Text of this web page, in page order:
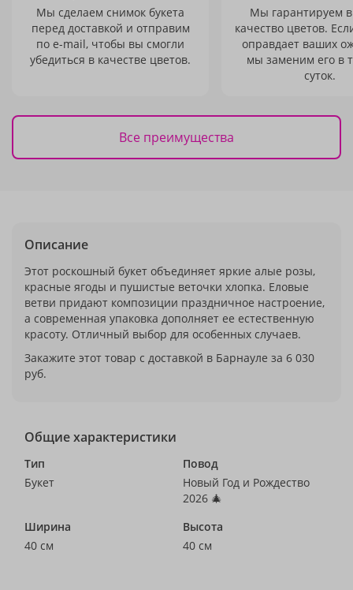
Мы сделаем снимок букета
перед доставкой и отправим
по e-mail, чтобы вы смогли
убедиться в качестве цветов.
Мы гарантируем
качество цветов.
оправдает ваших
мы заменим его в
суток.
Все преимущества
Описание
Этот роскошный букет объединяет яркие алые розы,
красные ягоды и пушистые веточки хлопка. Еловые
ветви придают композиции праздничное настроение,
а современная упаковка дополняет ее естественную
красоту. Отличный выбор для особенных случаев.
Закажите этот товар с доставкой в Барнауле за 6 030
руб.
Общие характеристики
Тип
Букет
Повод
Новый Год и Рождество
2026 🎄
Ширина
40 см
Высота
40 см